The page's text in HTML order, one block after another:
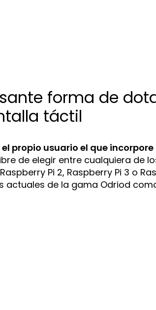
forma de
táctil
propio usuario el que incorpore
de elegir entre cualquiera de
Pi 2, Raspberry Pi 3 o
de la gama Odriod